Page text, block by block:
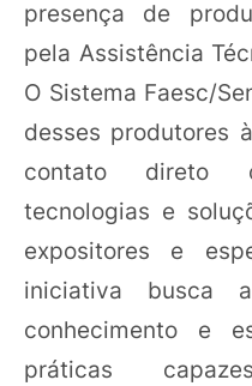
presença de
pela Assistência
O Sistema Faesc/
desses produtores
contato direto
tecnologias e
expositores e
iniciativa busca
conhecimento e
práticas